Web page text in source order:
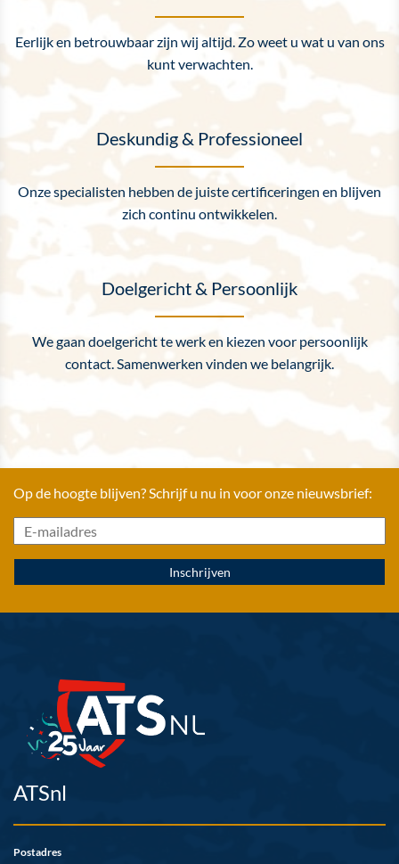
Eerlijk en betrouwbaar zijn wij altijd. Zo weet u wat u van ons
kunt verwachten.
Deskundig & Professioneel
Onze specialisten hebben de juiste certificeringen en blijven
zich continu ontwikkelen.
Doelgericht & Persoonlijk
We gaan doelgericht te werk en kiezen voor persoonlijk
contact. Samenwerken vinden we belangrijk.
Op de hoogte blijven? Schrijf u nu in voor onze nieuwsbrief:
ATSnl
Postadres